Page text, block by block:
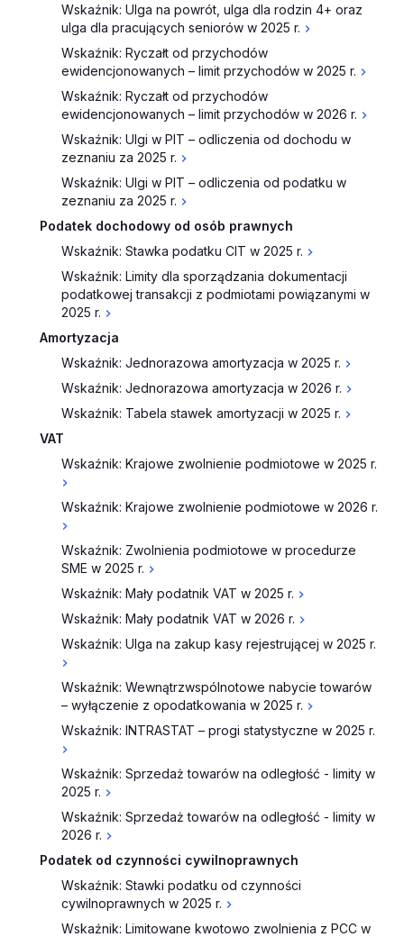
Wskaźnik: Ulga na powrót, ulga dla rodzin 4+ oraz
ulga dla pracujących seniorów w 2025 r.
Wskaźnik: Ryczałt od przychodów
ewidencjonowanych – limit przychodów w 2025 r.
Wskaźnik: Ryczałt od przychodów
ewidencjonowanych – limit przychodów w 2026 r.
Wskaźnik: Ulgi w PIT – odliczenia od dochodu w
zeznaniu za 2025 r.
Wskaźnik: Ulgi w PIT – odliczenia od podatku w
zeznaniu za 2025 r.
Podatek dochodowy od osób prawnych
Wskaźnik: Stawka podatku CIT w 2025 r.
Wskaźnik: Limity dla sporządzania dokumentacji
podatkowej transakcji z podmiotami powiązanymi w
2025 r.
Amortyzacja
Wskaźnik: Jednorazowa amortyzacja w 2025 r.
Wskaźnik: Jednorazowa amortyzacja w 2026 r.
Wskaźnik: Tabela stawek amortyzacji w 2025 r.
VAT
Wskaźnik: Krajowe zwolnienie podmiotowe w 2025 r.
Wskaźnik: Krajowe zwolnienie podmiotowe w 2026 r.
Wskaźnik: Zwolnienia podmiotowe w procedurze
SME w 2025 r.
Wskaźnik: Mały podatnik VAT w 2025 r.
Wskaźnik: Mały podatnik VAT w 2026 r.
Wskaźnik: Ulga na zakup kasy rejestrującej w 2025 r.
Wskaźnik: Wewnątrzwspólnotowe nabycie towarów
– wyłączenie z opodatkowania w 2025 r.
Wskaźnik: INTRASTAT – progi statystyczne w 2025 r.
Wskaźnik: Sprzedaż towarów na odległość - limity w
2025 r.
Wskaźnik: Sprzedaż towarów na odległość - limity w
2026 r.
Podatek od czynności cywilnoprawnych
Wskaźnik: Stawki podatku od czynności
cywilnoprawnych w 2025 r.
Wskaźnik: Limitowane kwotowo zwolnienia z PCC w